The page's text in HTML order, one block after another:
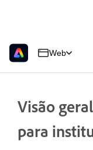
Web
Visão
para